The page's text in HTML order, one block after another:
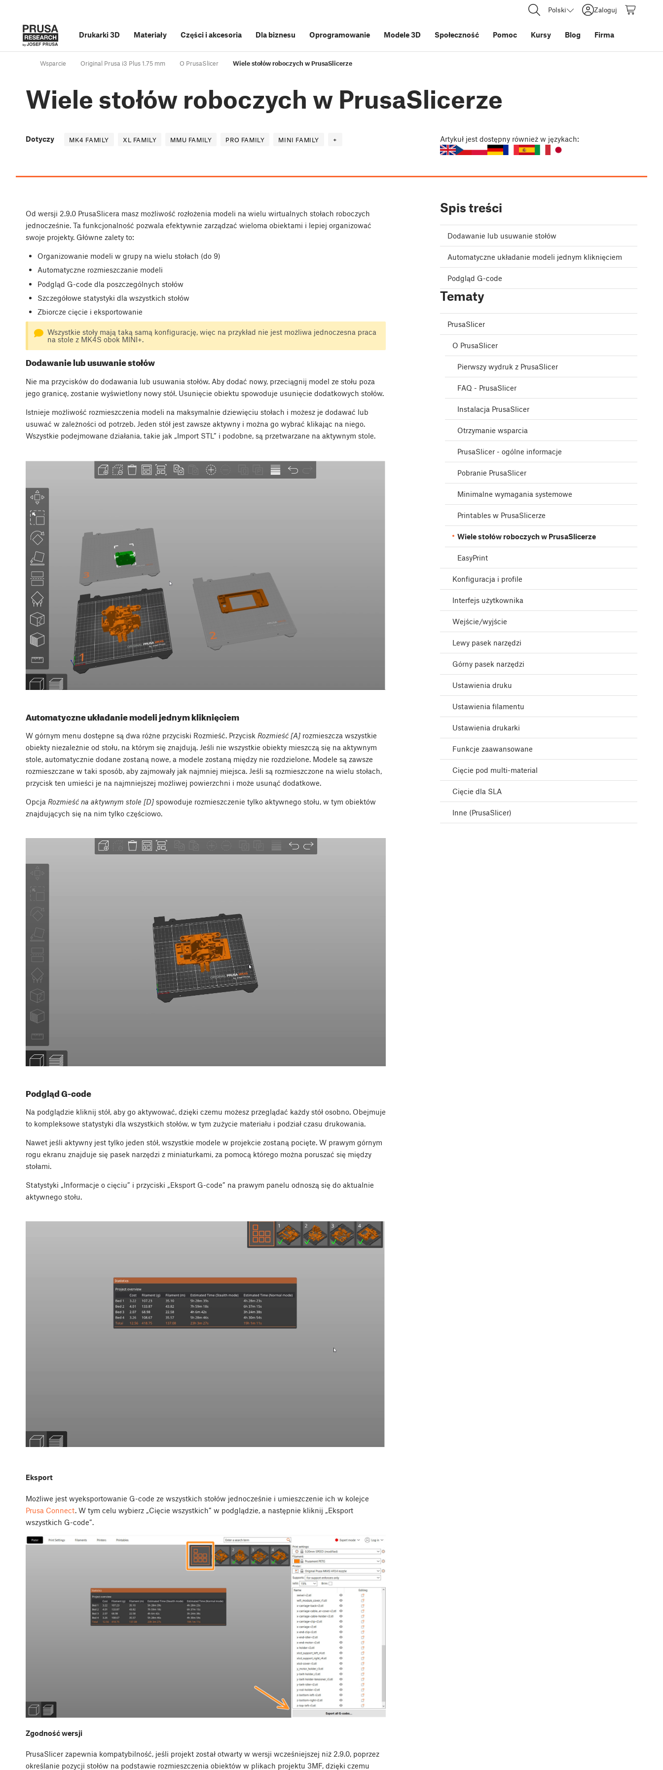
Polski Zaloguj
Drukarki 3D Materiały Części i akcesoria Dla biznesu Oprogramowanie Modele 3D Społeczność Pomoc Kursy Blog Firma
Wsparcie Original Prusa i3 Plus 1.75 mm O PrusaSlicer Wiele stołów roboczych w PrusaSlicerze
Wiele stołów roboczych w PrusaSlicerze
Dotyczy MK4 FAMILY XL FAMILY MMU FAMILY PRO FAMILY MINI FAMILY + Artykuł jest dostępny również w językach:
Od wersji 2.9.0 PrusaSlicera masz możliwość rozłożenia modeli na wielu wirtualnych stołach roboczych
jednocześnie. Ta funkcjonalność pozwala efektywnie zarządzać wieloma obiektami i lepiej organizować
swoje projekty. Główne zalety to:
Organizowanie modeli w grupy na wielu stołach (do 9)
Automatyczne rozmieszczanie modeli
Podgląd G-code dla poszczególnych stołów
Szczegółowe statystyki dla wszystkich stołów
Zbiorcze cięcie i eksportowanie
Wszystkie stoły mają taką samą konfigurację, więc na przykład nie jest możliwa jednoczesna praca
na stole z MK4S obok MINI+.
Dodawanie lub usuwanie stołów
Nie ma przycisków do dodawania lub usuwania stołów. Aby dodać nowy, przeciągnij model ze stołu poza
jego granicę, zostanie wyświetlony nowy stół. Usunięcie obiektu spowoduje usunięcie dodatkowych stołów.
Istnieje możliwość rozmieszczenia modeli na maksymalnie dziewięciu stołach i możesz je dodawać lub
usuwać w zależności od potrzeb. Jeden stół jest zawsze aktywny i można go wybrać klikając na niego.
Wszystkie podejmowane działania, takie jak „Import STL” i podobne, są przetwarzane na aktywnym stole.
Automatyczne układanie modeli jednym kliknięciem
W górnym menu dostępne są dwa różne przyciski Rozmieść. Przycisk Rozmieść [A] rozmieszcza wszystkie
obiekty niezależnie od stołu, na którym się znajdują. Jeśli nie wszystkie obiekty mieszczą się na aktywnym
stole, automatycznie dodane zostaną nowe, a modele zostaną między nie rozdzielone. Modele są zawsze
rozmieszczane w taki sposób, aby zajmowały jak najmniej miejsca. Jeśli są rozmieszczone na wielu stołach,
przycisk ten umieści je na najmniejszej możliwej powierzchni i może usunąć dodatkowe.
Opcja Rozmieść na aktywnym stole [D] spowoduje rozmieszczenie tylko aktywnego stołu, w tym obiektów
znajdujących się na nim tylko częściowo.
Podgląd G-code
Na podglądzie kliknij stół, aby go aktywować, dzięki czemu możesz przeglądać każdy stół osobno. Obejmuje
to kompleksowe statystyki dla wszystkich stołów, w tym zużycie materiału i podział czasu drukowania.
Nawet jeśli aktywny jest tylko jeden stół, wszystkie modele w projekcie zostaną pocięte. W prawym górnym
rogu ekranu znajduje się pasek narzędzi z miniaturkami, za pomocą którego można poruszać się między
stołami.
Statystyki „Informacje o cięciu” i przyciski „Eksport G-code” na prawym panelu odnoszą się do aktualnie
aktywnego stołu.
Eksport
Możliwe jest wyeksportowanie G-code ze wszystkich stołów jednocześnie i umieszczenie ich w kolejce
Prusa Connect . W tym celu wybierz „Cięcie wszystkich” w podglądzie, a następnie kliknij „Eksport
wszystkich G-code”.
Zgodność wersji
PrusaSlicer zapewnia kompatybilność, jeśli projekt został otwarty w wersji wcześniejszej niż 2.9.0, poprzez
określanie pozycji stołów na podstawie rozmieszczenia obiektów w plikach projektu 3MF, dzięki czemu
Spis treści
Dodawanie lub usuwanie stołów
Automatyczne układanie modeli jednym kliknięciem
Podgląd G-code
Tematy
PrusaSlicer
O PrusaSlicer
Pierwszy wydruk z PrusaSlicer
FAQ - PrusaSlicer
Instalacja PrusaSlicer
Otrzymanie wsparcia
PrusaSlicer - ogólne informacje
Pobranie PrusaSlicer
Minimalne wymagania systemowe
Printables w PrusaSlicerze
Wiele stołów roboczych w PrusaSlicerze
EasyPrint
Konfiguracja i profile
Interfejs użytkownika
Wejście/wyjście
Lewy pasek narzędzi
Górny pasek narzędzi
Ustawienia druku
Ustawienia filamentu
Ustawienia drukarki
Funkcje zaawansowane
Cięcie pod multi-material
Cięcie dla SLA
Inne (PrusaSlicer)